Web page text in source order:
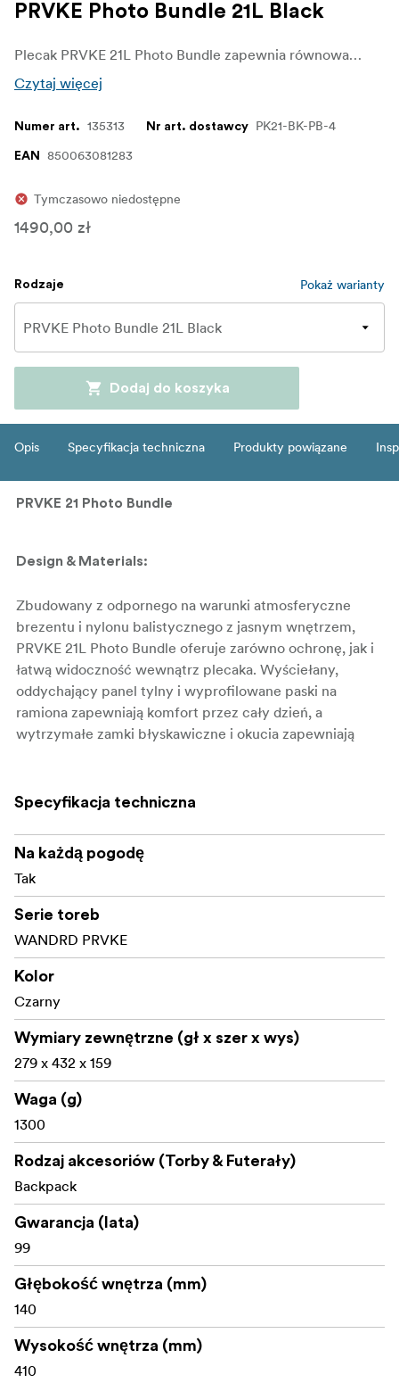
PRVKE Photo Bundle 21L Black
Plecak PRVKE 21L Photo Bundle zapewnia równowagę między pojemnością a przenośnością dla fotografów potrzebujących całodziennego przechowywania sprzętu. Łączy plecak PRVKE 21L z dedykowaną kostką na aparat i paskami na akcesoria, tworząc zestaw gotowy do fotografowania.
Czytaj więcej
Numer art. 135313 Nr art. dostawcy PK21-BK-PB-4
EAN 850063081283
Tymczasowo niedostępne
1490,00 zł
Rodzaje Pokaż warianty
Dodaj do koszyka
Opis Specyfikacja techniczna Produkty powiązane
PRVKE 21 Photo Bundle
Design & Materials:
Zbudowany z odpornego na warunki atmosferyczne
brezentu i nylonu balistycznego z jasnym wnętrzem,
PRVKE 21L Photo Bundle oferuje zarówno ochronę, jak i
łatwą widoczność wewnątrz plecaka. Wyściełany,
oddychający panel tylny i wyprofilowane paski na
ramiona zapewniają komfort przez cały dzień, a
wytrzymałe zamki błyskawiczne i okucia zapewniają
wnętrza plecaka, zapewniając efektywne wykorzystanie
Kluczowe cechy:
Kostka na aparat z regulowanymi przegrodami na
korpus aparatu i obiektywy.
Wyściełana przegroda na laptopa i oddzielny
Boczny dostęp do aparatu i pełne otwarcie głównej
komory.
Rolowane zamknięcie, które zapewnia dodatkową
przestrzeń, gdy trzeba zabrać więcej sprzętu.
Ukryta kieszeń na paszport i wewnętrzna
organizacja na drobne akcesoria.
Zewnętrzny uchwyt na statyw lub butelkę z wodą z
paskiem zaciskowym.
pokrowcem przeciwdeszczowym (sprzedawane
Idealny dla fotografów i twórców treści, którzy
potrzebują zorganizowanego przechowywania aparatu z
Specyfikacja techniczna
Na każdą pogodę
Tak
Serie toreb
WANDRD PRVKE
Kolor
Czarny
Wymiary zewnętrzne (gł x szer x wys)
279 x 432 x 159
Waga (g)
1300
Rodzaj akcesoriów (Torby & Futerały)
Backpack
Gwarancja (lata)
99
Głębokość wnętrza (mm)
140
Wysokość wnętrza (mm)
410